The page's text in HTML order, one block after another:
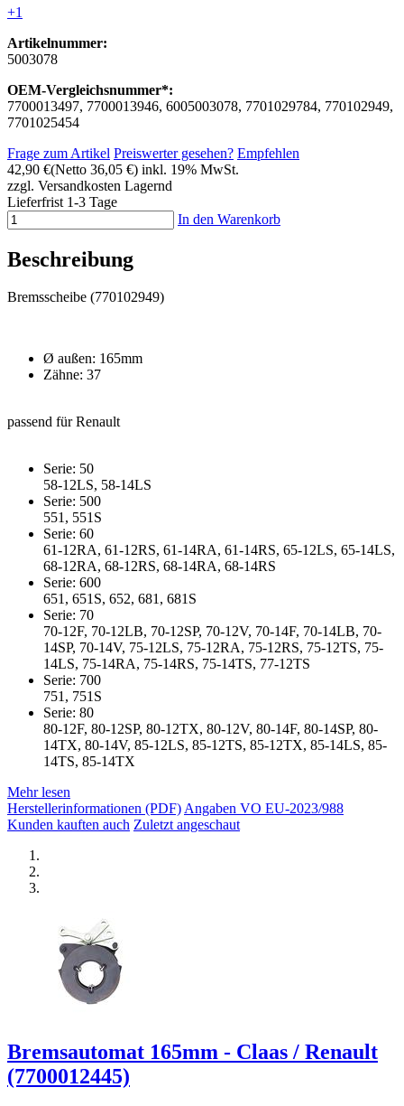
+1
Artikelnummer:
5003078
OEM-Vergleichsnummer*:
7700013497, 7700013946, 6005003078, 7701029784, 770102949,
7701025454
Frage zum Artikel Preiswerter gesehen? Empfehlen
42,90 €(Netto 36,05 €) inkl. 19% MwSt.
zzgl. Versandkosten Lagernd
Lieferfrist 1-3 Tage
In den Warenkorb
Beschreibung
Bremsscheibe (770102949)
Ø außen: 165mm
Zähne: 37
passend für Renault
Serie: 50
58-12LS, 58-14LS
Serie: 500
551, 551S
Serie: 60
61-12RA, 61-12RS, 61-14RA, 61-14RS, 65-12LS, 65-14LS,
68-12RA, 68-12RS, 68-14RA, 68-14RS
Serie: 600
651, 651S, 652, 681, 681S
Serie: 70
70-12F, 70-12LB, 70-12SP, 70-12V, 70-14F, 70-14LB, 70-
14SP, 70-14V, 75-12LS, 75-12RA, 75-12RS, 75-12TS, 75-
14LS, 75-14RA, 75-14RS, 75-14TS, 77-12TS
Serie: 700
751, 751S
Serie: 80
80-12F, 80-12SP, 80-12TX, 80-12V, 80-14F, 80-14SP, 80-
14TX, 80-14V, 85-12LS, 85-12TS, 85-12TX, 85-14LS, 85-
14TS, 85-14TX
Mehr lesen
Herstellerinformationen (PDF)Angaben VO EU-2023/988
Kunden kauften auch Zuletzt angeschaut
Bremsautomat 165mm - Claas / Renault
(7700012445)